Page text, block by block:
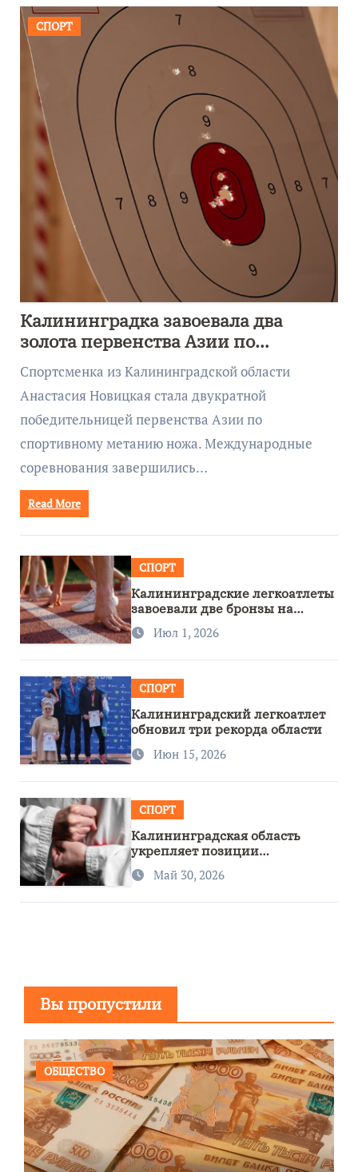
СПОРТ
Калининградка завоевала два
золота первенства Азии по
метанию ножа
Спортсменка из Калининградской области
Анастасия Новицкая стала двукратной
победительницей первенства Азии по
спортивному метанию ножа. Международные
соревнования завершились…
Read More
СПОРТ
Калининградские легкоатлеты
завоевали две бронзы на
первенстве России
Июл 1, 2026
СПОРТ
Калининградский легкоатлет
обновил три рекорда области
Июн 15, 2026
СПОРТ
Калининградская область
укрепляет позиции
спортивного региона
Май 30, 2026
Вы пропустили
ОБЩЕСТВО